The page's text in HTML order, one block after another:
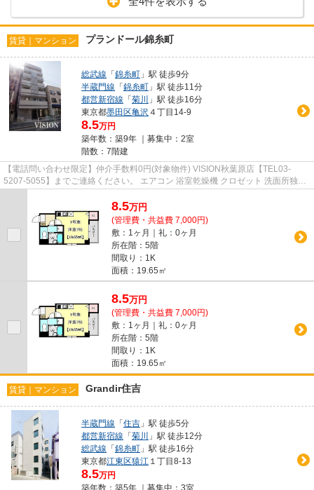
賃貸｜マンション プランドール錦糸町
総武線 「錦糸町 」駅 徒歩9分
半蔵門線 「錦糸町 」駅 徒歩11分
都営新宿線 「菊川
」駅 徒歩16分
東京都墨田区亀沢 ４丁目14-9
8.5万円
築年数：築9年 ｜募集中： 2室
階数：7階建
【電話問い合わせ限定】仲介手数料0円(対象物件) VISION秋葉原店【TEL03-
5207-5055】までご連絡ください。 エアコン 浴室乾燥機 クロゼット 洗面所独立
システムキッチン
8.5万円
(管理費・共益費 7,000円)
敷：1ヶ月｜礼：0ヶ月
所在階：5階
間取り：1K
面積：19.65㎡
8.5万円
(管理費・共益費 7,000円)
敷：1ヶ月｜礼：0ヶ月
所在階：5階
間取り：1K
面積：19.65㎡
賃貸｜マンション Grandir住吉
半蔵門線 「住吉 」駅 徒歩5分
都営新宿線 「菊川
」駅 徒歩12分
総武線 「錦糸町 」駅 徒歩16分
東京都江東区猿江 １丁目8-13
8.5万円
築年数：築5年 ｜募集中： 3室